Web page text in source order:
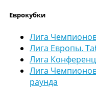
Еврокубки
Лига
Лига Европы.
Лига
Лига
раунда